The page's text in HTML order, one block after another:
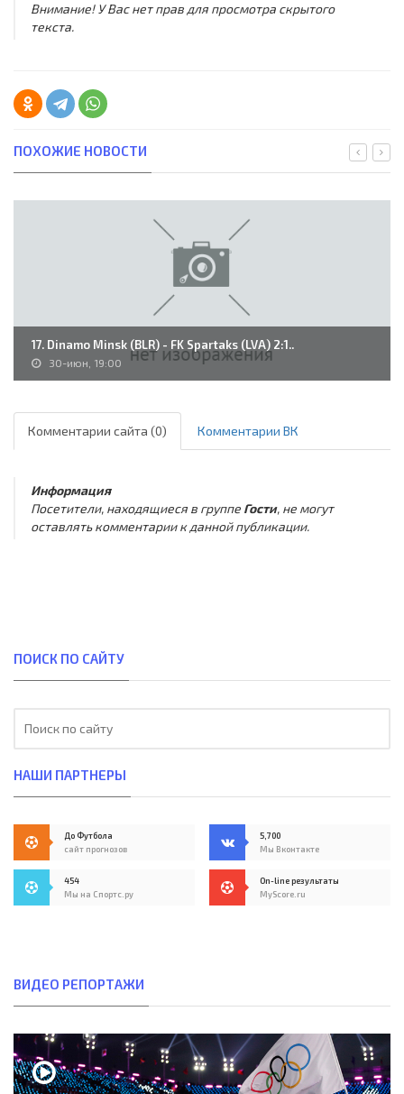
Внимание! У Вас нет прав для просмотра скрытого
текста.
ПОХОЖИЕ НОВОСТИ
17. Dinamo Minsk (BLR) - FK Spartaks (LVA) 2:1..
30-июн, 19:00
Комментарии сайта (0) Комментарии ВК
Информация
Посетители, находящиеся в группе Гости, не могут
оставлять комментарии к данной публикации.
ПОИСК ПО САЙТУ
НАШИ ПАРТНЕРЫ
До Футбола
сайт прогнозов
5,700
Мы Вконтакте
454
Мы на Спортс.ру
On-line результаты
MyScore.ru
ВИДЕО РЕПОРТАЖИ